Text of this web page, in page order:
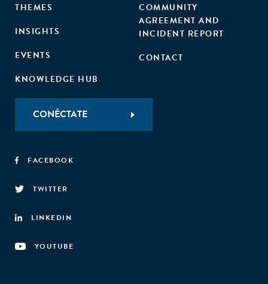
THEMES
INSIGHTS
EVENTS
KNOWLEDGE HUB
COMMUNITY
AGREEMENT AND
INCIDENT REPORT
CONTACT
CONÉCTATE
FACEBOOK
TWITTER
LINKEDIN
YOUTUBE